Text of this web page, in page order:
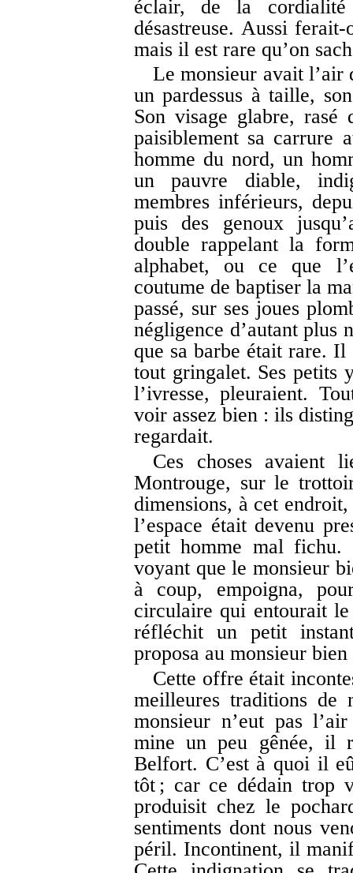
éclair, de la
désastreuse. Aussi
mais il est rare qu’on
Le monsieur avait l’air
un pardessus à taille,
Son visage glabre, rasé
paisiblement sa carrure
homme du nord, un
un pauvre diable,
membres inférieurs,
puis des genoux
double rappelant la
alphabet, ou ce que
coutume de baptiser la
passé, sur ses joues
négligence d’autant plus
que sa barbe était rare.
tout gringalet. Ses petits
l’ivresse, pleuraient.
voir assez bien : ils
regardait.
Ces choses avaient
Montrouge, sur le
dimensions, à cet
l’espace était devenu
petit homme mal
voyant que le monsieur
à coup, empoigna,
circulaire qui entourait
réfléchit un petit
proposa au monsieur
Cette offre était
meilleures traditions
monsieur n’eut pas
mine un peu gênée, il
Belfort. C’est à quoi il
tôt ; car ce dédain trop
produisit chez le
sentiments dont nous
péril. Incontinent, il